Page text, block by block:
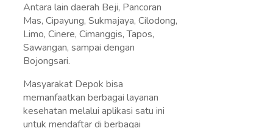
Antara lain daerah Beji, Pancoran
Mas, Cipayung, Sukmajaya, Cilodong,
Limo, Cinere, Cimanggis, Tapos,
Sawangan, sampai dengan
Bojongsari.
Masyarakat Depok bisa
memanfaatkan berbagai layanan
kesehatan melalui aplikasi satu ini
untuk mendaftar di berbagai